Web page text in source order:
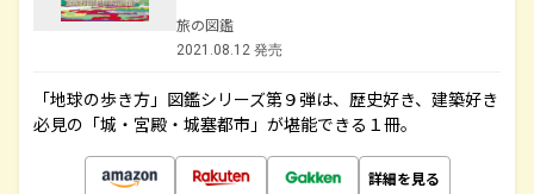
旅の図鑑
2021.08.12 発売
「地球の歩き方」図鑑シリーズ第９弾は、歴史好き、建築好き
必見の「城・宮殿・城塞都市」が堪能できる１冊。
詳細を見る